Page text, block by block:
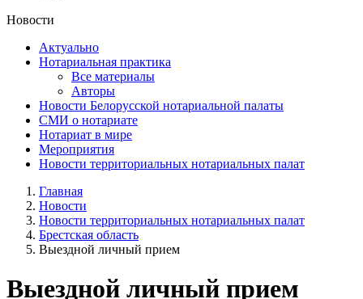
Новости
Актуально
Нотариальная практика
Все материалы
Авторы
Новости Белорусской нотариальной палаты
СМИ о нотариате
Нотариат в мире
Мероприятия
Новости территориальных нотариальных палат
Главная
Новости
Новости территориальных нотариальных палат
Брестская область
Выездной личный прием
Выездной личный прием